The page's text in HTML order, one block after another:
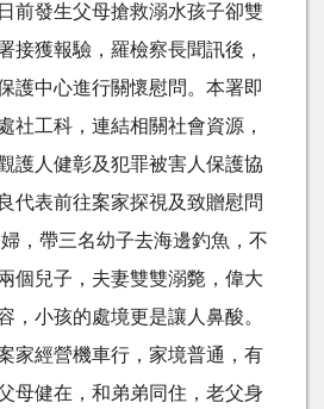
前發生父母搶救溺水孩子卻雙
接獲報驗，羅檢察長聞訊後，
護中心進行關懷慰問。本署即
社工科，連結相關社會資源，
護人健彰及犯罪被害人保護協
代表前往案家探視及致贈慰問
，帶三名幼子去海邊釣魚，不
個兒子，夫妻雙雙溺斃，偉大
，小孩的處境更是讓人鼻酸。
家經營機車行，家境普通，有
母健在，和弟弟同住，老父身